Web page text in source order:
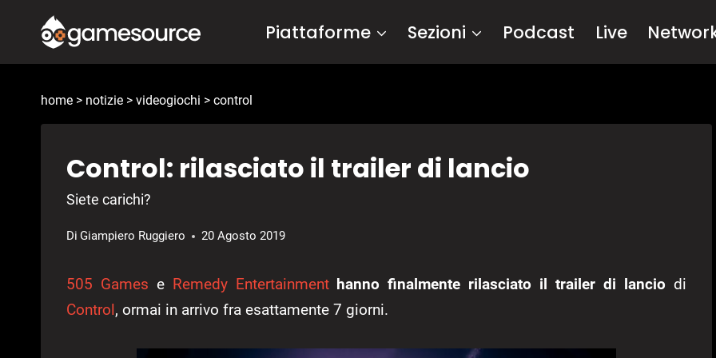
contenuto
Piattaforme Sezioni Podcast Live
home > notizie > videogiochi > control
Control: rilasciato il trailer di lancio
Siete carichi?
Di Giampiero Ruggiero 20 Agosto 2019
505 Games e Remedy Entertainment hanno finalmente rilasciato il trailer di lancio di
Control, ormai in arrivo fra esattamente 7 giorni.